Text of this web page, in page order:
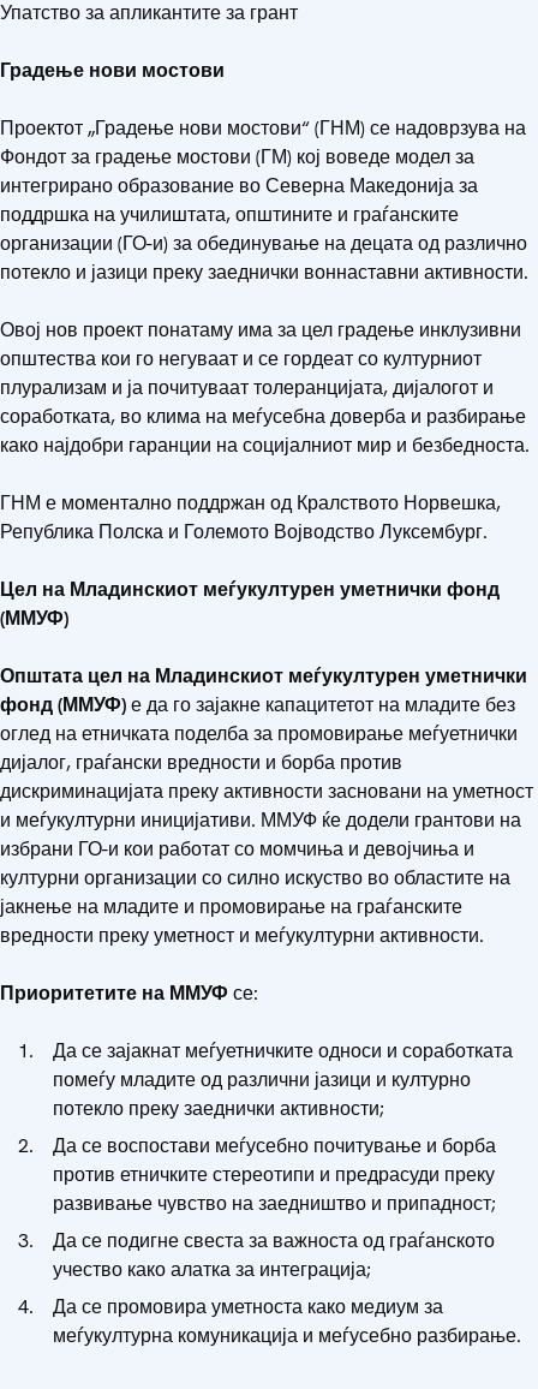
Упатство за апликантите за грант
Градење нови мостови
Проектот „Градење нови мостови“ (ГНМ) се надоврзува на
Фондот за градење мостови (ГМ) кој воведе модел за
интегрирано образование во Северна Македонија за
поддршка на училиштата, општините и граѓанските
организации (ГО-и) за обединување на децата од различно
потекло и јазици преку заеднички воннаставни активности.
Овој нов проект понатаму има за цел градење инклузивни
општества кои го негуваат и се гордеат со културниот
плурализам и ја почитуваат толеранцијата, дијалогот и
соработката, во клима на меѓусебна доверба и разбирање
како најдобри гаранции на социјалниот мир и безбедноста.
ГНМ е моментално поддржан од Кралството Норвешка,
Република Полска и Големото Војводство Луксембург.
Цел на Младинскиот меѓукултурен уметнички фонд
(ММУФ)
Општата цел на Младинскиот меѓукултурен уметнички
фонд (ММУФ)е да го зајакне капацитетот на младите без
оглед на етничката поделба за промовирање меѓуетнички
дијалог, граѓански вредности и борба против
дискриминацијата преку активности засновани на уметност
и меѓукултурни иницијативи. ММУФ ќе додели грантови на
избрани ГО-и кои работат со момчиња и девојчиња и
културни организации со силно искуство во областите на
јакнење на младите и промовирање на граѓанските
вредности преку уметност и меѓукултурни активности.
Приоритетите на ММУФ се:
Да се зајакнат меѓуетничките односи и соработката
помеѓу младите од различни јазици и културно
потекло преку заеднички активности;
Да се воспостави меѓусебно почитување и борба
против етничките стереотипи и предрасуди преку
развивање чувство на заедништво и припадност;
Да се подигне свеста за важноста од граѓанското
учество како алатка за интеграција;
Да се промовира уметноста како медиум за
меѓукултурна комуникација и меѓусебно разбирање.